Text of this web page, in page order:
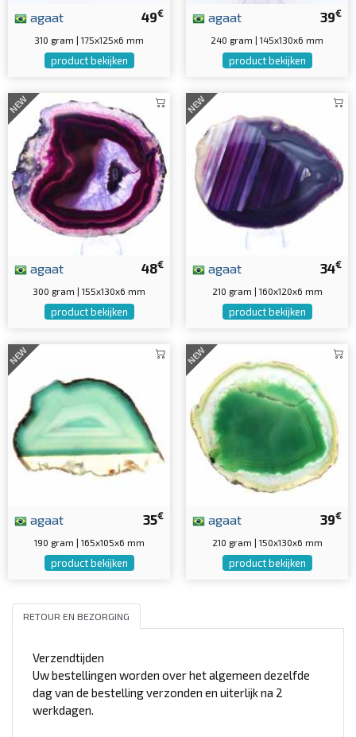
49€
agaat
310 gram | 175x125x6 mm
product bekijken
39€
agaat
240 gram | 145x130x6 mm
product bekijken
NEW
48€
agaat
300 gram | 155x130x6 mm
product bekijken
NEW
34€
agaat
210 gram | 160x120x6 mm
product bekijken
NEW
35€
agaat
190 gram | 165x105x6 mm
product bekijken
NEW
39€
agaat
210 gram | 150x130x6 mm
product bekijken
RETOUR EN BEZORGING
Verzendtijden
Uw bestellingen worden over het algemeen dezelfde
dag van de bestelling verzonden en uiterlijk na 2
werkdagen.